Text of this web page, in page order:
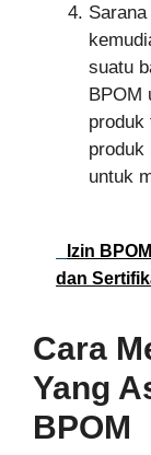
suatu
BPOM
produk
produk
untuk
Izin
dan
Cara
Yang
BPOM